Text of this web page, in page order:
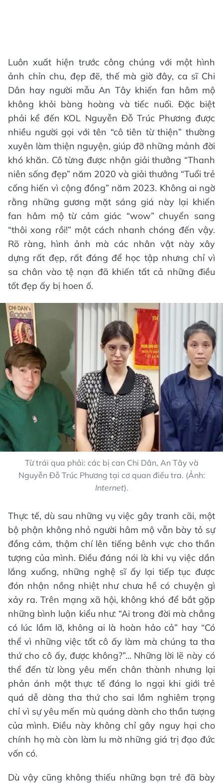
Luôn xuất hiện trước công chúng với một hình
ảnh chỉn chu, đẹp đẽ, thế mà giờ đây, ca sĩ Chi
Dân hay người mẫu An Tây khiến fan hâm mộ
không khỏi bàng hoàng và tiếc nuối. Đặc biệt
phải kể đến KOL Nguyễn Đỗ Trúc Phương được
nhiều người gọi với tên “cô tiên từ thiện” thường
xuyên làm thiện nguyện, giúp đỡ những mảnh đời
khó khăn. Cô từng được nhận giải thưởng “Thanh
niên sống đẹp” năm 2020 và giải thưởng “Tuổi trẻ
cống hiến vì cộng đồng” năm 2023. Không ai ngờ
rằng những gương mặt sáng giá này lại khiến
fan hâm mộ từ cảm giác “wow” chuyển sang
“thôi xong rồi!” một cách nhanh chóng đến vậy.
Rõ ràng, hình ảnh mà các nhân vật này xây
dựng rất đẹp, rất đáng để học tập nhưng chỉ vì
sa chân vào tệ nạn đã khiến tất cả những điều
tốt đẹp ấy bị hoen ố.
Từ trái qua phải: các bị can Chi Dân, An Tây và
Nguyễn Đỗ Trúc Phương tại cơ quan điều tra. (Ảnh:
Internet).
Thực tế, dù sau những vụ việc gây tranh cãi, một
bộ phận không nhỏ người hâm mộ vẫn bày tỏ sự
đồng cảm, thậm chí lên tiếng bênh vực cho thần
tượng của mình. Điều đáng nói là khi vụ việc dần
lắng xuống, những nghệ sĩ ấy lại tiếp tục được
đón nhận nồng nhiệt như chưa hề có chuyện gì
xảy ra. Trên mạng xã hội, không khó để bắt gặp
những bình luận kiểu như: “Ai trong đời mà chẳng
có lúc lầm lỡ, không ai là hoàn hảo cả” hay “Có
thể vì những việc tốt cô ấy làm mà chúng ta tha
thứ cho cô ấy, được không?”... Những lời lẽ này có
thể đến từ lòng yêu mến chân thành nhưng lại
phản ánh một thực tế đáng lo ngại khi giới trẻ
quá dễ dàng tha thứ cho sai lầm nghiêm trọng
chỉ vì sự yêu mến mù quáng dành cho thần tượng
của mình. Điều này không chỉ gây nguy hại cho
chính họ mà còn làm lu mờ những giá trị đạo đức
vốn có.
Dù vậy cũng không thiếu những bạn trẻ đã bày